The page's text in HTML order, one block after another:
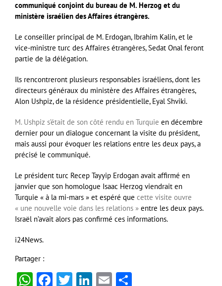
communiqué conjoint du bureau de M. Herzog et du
ministère israélien des Affaires étrangères.
Le conseiller principal de M. Erdogan, Ibrahim Kalin, et le
vice-ministre turc des Affaires étrangères, Sedat Onal feront
partie de la délégation.
Ils rencontreront plusieurs responsables israéliens, dont les
directeurs généraux du ministère des Affaires étrangères,
Alon Ushpiz, de la résidence présidentielle, Eyal Shviki.
M. Ushpiz s’était de son côté rendu en Turquie en décembre
dernier pour un dialogue concernant la visite du président,
mais aussi pour évoquer les relations entre les deux pays, a
précisé le communiqué.
Le président turc Recep Tayyip Erdogan avait affirmé en
janvier que son homologue Isaac Herzog viendrait en
Turquie « à la mi-mars » et espéré que cette visite ouvre
« une nouvelle voie dans les relations » entre les deux pays.
Israël n’avait alors pas confirmé ces informations.
i24News.
Partager :
WhatsApp
Facebook
Twitter
LinkedIn
Email